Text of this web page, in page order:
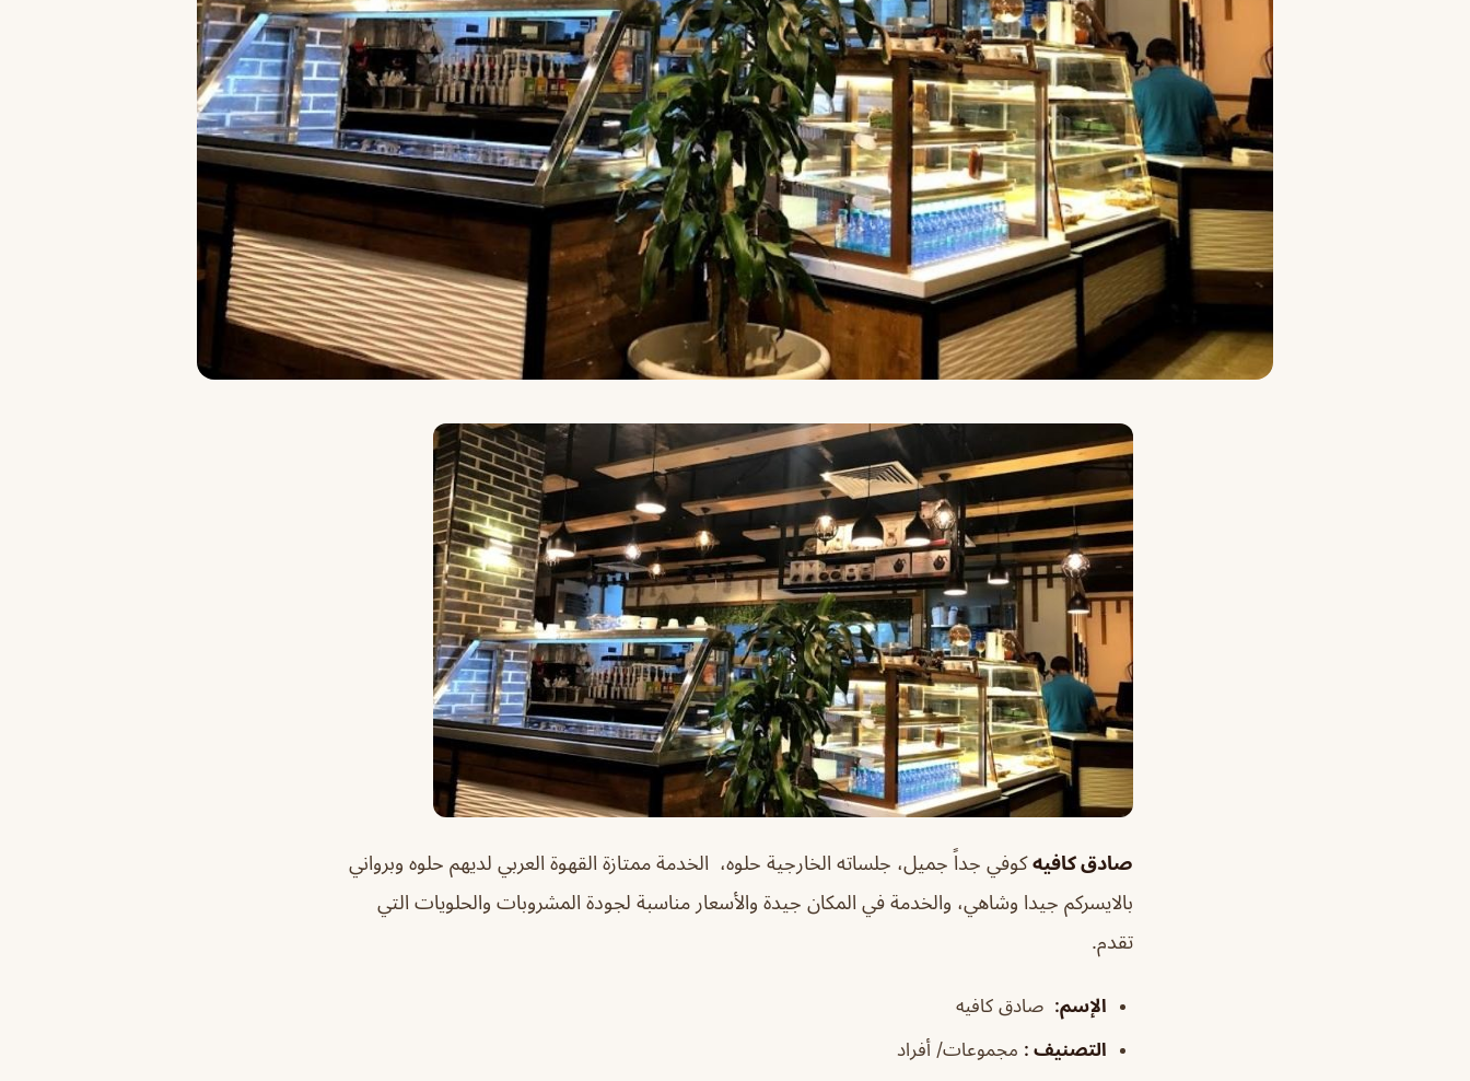
صادق كافيهكوفي جداً جميل، جلساته الخارجية حلوه، الخدمة ممتازة القهوة العربي لديهم حلوه وبرواني
بالايسركم جيدا وشاهي، والخدمة في المكان جيدة والأسعار مناسبة لجودة المشروبات والحلويات التي
تقدم.
الإسم: صادق كافيه
التصنيف : مجموعات/ أفراد